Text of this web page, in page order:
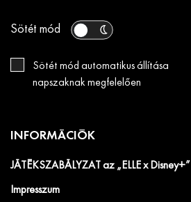
Sötét mód
Sötét mód automatikus állítása
napszaknak megfelelően
INFORMÁCIÓK
JÁTÉKSZABÁLYZAT az „ELLE x
Impresszum